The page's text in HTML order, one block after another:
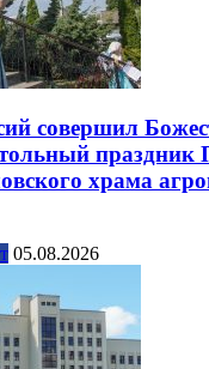
совершил
праздник
храма
05.08.2026